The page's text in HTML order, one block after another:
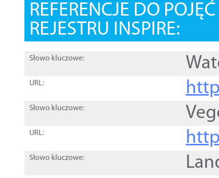
REFERENCJE DO
REJESTRU INSPIRE:
Słowo kluczowe:
URL:
Słowo kluczowe:
URL:
Słowo kluczowe: